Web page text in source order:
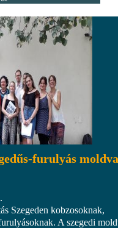
furulyás
Szegeden kobzosoknak,
A szegedi